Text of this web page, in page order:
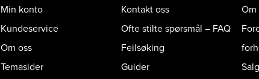
Min konto
Kundeservice
Om oss
Temasider
Kontakt oss
Ofte stilte spørsmål – FAQ
Feilsøking
Guider
Om